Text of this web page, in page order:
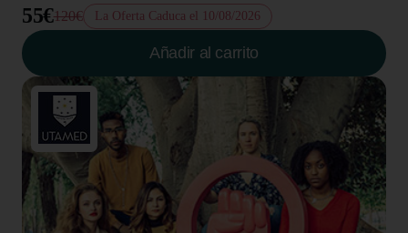
55€120€ La Oferta Caduca el 10/08/2026
Añadir al carrito